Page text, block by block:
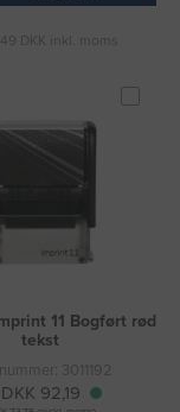
DKK inkl. moms
11 Bogført rød
tekst
3011192
DKK 92,19